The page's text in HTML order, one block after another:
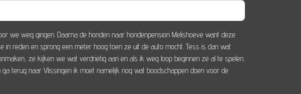
we weg gingen. Daarna de honden naar hondenpension Melishoeve want deze
reden en sprong een meter hoog toen ze uit de auto mocht. Tess is dan wat
ze kijken we wat verdrietig aan en als ik weg loop beginnen ze al te spelen.
terug naar Vlissingen ik moet namelijk nog wat boodschappen doen voor de